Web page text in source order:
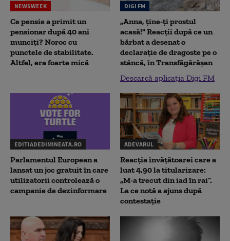
NEWSWEEK
Ce pensie a primit un
pensionar după 40 ani
munciți? Noroc cu
punctele de stabilitate.
Altfel, era foarte mică
DIGI FM
„Anna, ţine-ţi prostul
acasă!" Reacţii după ce un
bărbat a desenat o
declaraţie de dragoste pe o
stâncă, în Transfăgărăşan
Descarcă aplicația Digi FM
EDITIADEDIMINEATA.RO
Parlamentul European a
lansat un joc gratuit în care
utilizatorii controlează o
campanie de dezinformare
ADEVARUL
Reacția învățătoarei care a
luat 4,90 la titularizare:
„M-a trecut din iad în rai”.
La ce notă a ajuns după
contestație